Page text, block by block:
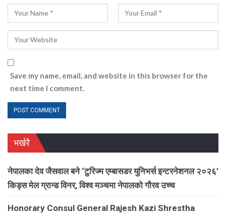
Save my name, email, and website in this browser for the
next time I comment.
भर्खरै
नेपालका देव जैसवाल बने ‘टुरिज्म एम्बासडर युनिभर्स इन्टरनेशनल २०२६’
किड्स मेल ग्रान्ड विनर, विश्व मञ्चमा नेपालको गौरव उच्च
Honorary Consul General Rajesh Kazi Shrestha